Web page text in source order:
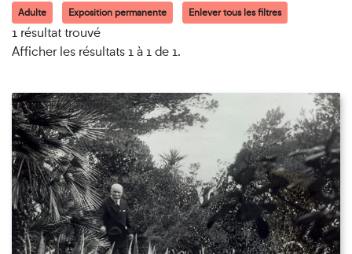
Adulte Exposition permanente Enlever tous les filtres
1 résultat trouvé
Afficher les résultats 1 à 1 de 1.